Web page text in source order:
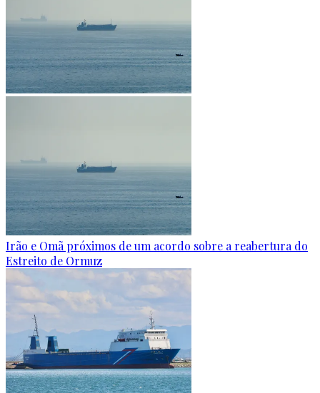
Irão e Omã próximos de um acordo sobre a reabertura do
Estreito de Ormuz